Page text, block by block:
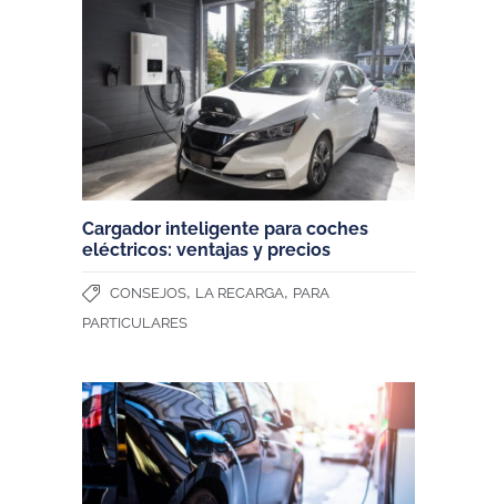
Cargador inteligente para coches
eléctricos: ventajas y precios
CONSEJOS, LA RECARGA, PARA
PARTICULARES